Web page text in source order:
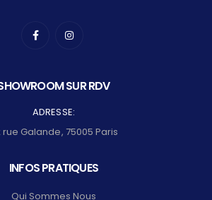
SUR RDV
ADRESSE:
rue Galande, 75005 Paris
INFOS PRATIQUES
Qui Sommes Nous